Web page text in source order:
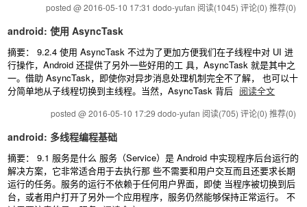
posted @ 2016-05-10 17:31 dodo-yufan 阅读(1045) 评论(0) 推荐(0)
android: 使用 AsyncTask
摘要： 9.2.4 使用 AsyncTask 不过为了更加方便我们在子线程中对 UI 进
行操作，Android 还提供了另外一些好用的工 具，AsyncTask 就是其中之
一。借助 AsyncTask，即使你对异步消息处理机制完全不了解， 也可以十
分简单地从子线程切换到主线程。当然，AsyncTask 背后 阅读全文
posted @ 2016-05-10 17:29 dodo-yufan 阅读(705) 评论(0) 推荐(0)
android: 多线程编程基础
摘要： 9.1 服务是什么 服务（Service）是 Android 中实现程序后台运行的
解决方案，它非常适合用于去执行那 些不需要和用户交互而且还要求长期
运行的任务。服务的运行不依赖于任何用户界面，即使 当程序被切换到后
台，或者用户打开了另外一个应用程序，服务仍然能够保持正常运行。 不